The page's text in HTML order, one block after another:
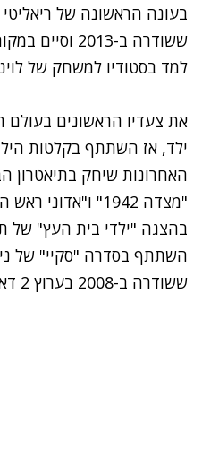
בעונה הראשונה של
ששודרה ב-
למד בסטודיו למשחק של
נסה
את צעדיו הראשונים
ילד, אז השתתף בקלטות
האחרונות שיחק בתיאטרון
"מצדה 1942"
בהצגה "ילדי בית העץ" של
השתתף בסדרה "סקיי" של
ששודרה ב-2008 בערוץ 2 דאז.